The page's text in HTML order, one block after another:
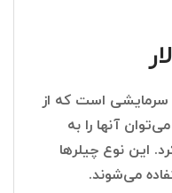
سرمایشی است که از
آنها را به
این نوع چیلرها
می‌شوند.